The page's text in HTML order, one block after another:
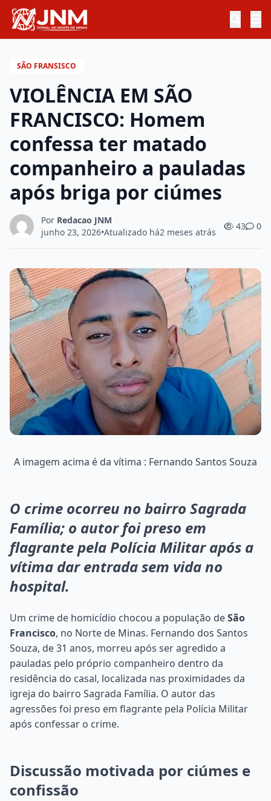
SÃO FRANSISCO
VIOLÊNCIA EM SÃO
FRANCISCO: Homem
confessa ter matado
companheiro a pauladas
após briga por ciúmes
Por Redacao JNM
junho 23, 2026•Atualizado há2 meses atrás
43 0
A imagem acima é da vítima : Fernando Santos Souza
O crime ocorreu no bairro Sagrada
Família; o autor foi preso em
flagrante pela Polícia Militar após a
vítima dar entrada sem vida no
hospital.
Um crime de homicídio chocou a população deSão
Francisco, no Norte de Minas. Fernando dos Santos
Souza, de 31 anos, morreu após ser agredido a
pauladas pelo próprio companheiro dentro da
residência do casal, localizada nas proximidades da
igreja do bairro Sagrada Família. O autor das
agressões foi preso em flagrante pela Polícia Militar
após confessar o crime.
Discussão motivada por ciúmes e
confissão